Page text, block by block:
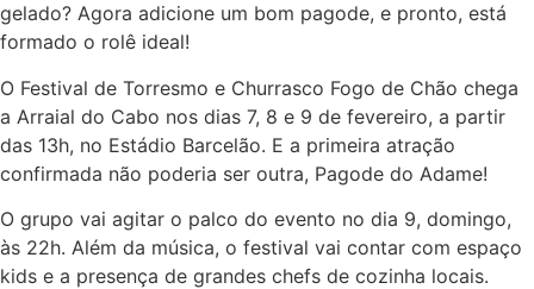
gelado? Agora adicione um bom pagode, e pronto, está
formado o rolê ideal!
O Festival de Torresmo e Churrasco Fogo de Chão chega
a Arraial do Cabo nos dias 7, 8 e 9 de fevereiro, a partir
das 13h, no Estádio Barcelão. E a primeira atração
confirmada não poderia ser outra, Pagode do Adame!
O grupo vai agitar o palco do evento no dia 9, domingo,
às 22h. Além da música, o festival vai contar com espaço
kids e a presença de grandes chefs de cozinha locais.